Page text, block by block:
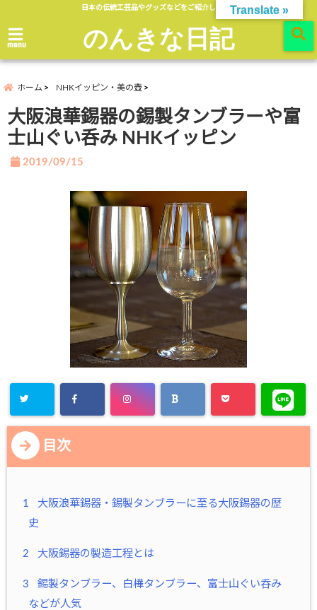
日本の伝統工芸品やグッズなどをご紹介します。
menu のんきな日記
ホーム NHKイッピン・美の壺
大阪浪華錫器の錫製タンブラーや富
士山ぐい呑み NHKイッピン
2019/09/15
目次
1
大阪浪華錫器・錫製タンブラーに至る大阪錫器の歴
史
2 大阪錫器の製造工程とは
3
錫製タンブラー、白樺タンブラー、富士山ぐい呑み
などが人気
Translate »